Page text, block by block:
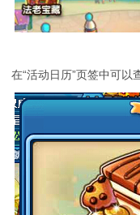
在“活动日历”页签中可